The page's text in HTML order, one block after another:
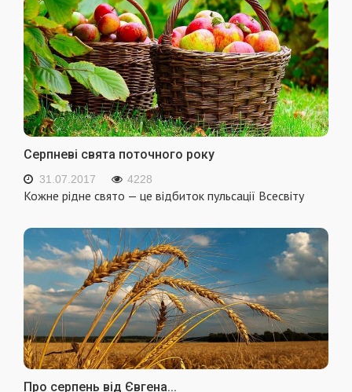
Серпневі свята поточного року
31.07.2017 4228
Кожне рідне свято — це відбиток пульсації Всесвіту
Про серпень від Євгена...